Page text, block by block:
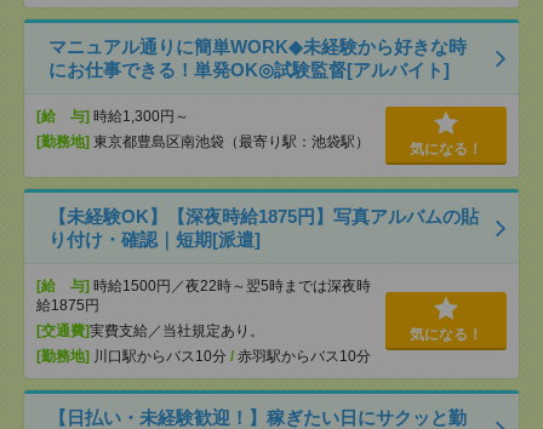
マニュアル通りに簡単WORK◆未経験から好きな時
にお仕事できる！単発OK◎試験監督[アルバイト]
[給 与] 時給1,300円～
[勤務地] 東京都豊島区南池袋（最寄り駅：池袋駅） 気になる！
【未経験OK】【深夜時給1875円】写真アルバムの貼
り付け・確認｜短期[派遣]
[給 与] 時給1500円／夜22時～翌5時までは深夜時
給1875円
[交通費]実費支給／当社規定あり。
[勤務地] 川口駅からバス10分 / 赤羽駅からバス10分
気になる！
【日払い・未経験歓迎！】稼ぎたい日にサクッと勤